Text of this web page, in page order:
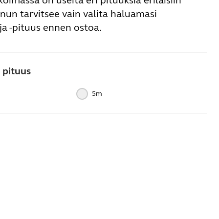
tarvitsee vain valita haluamasi
-pituus ennen ostoa.
pituus
5m